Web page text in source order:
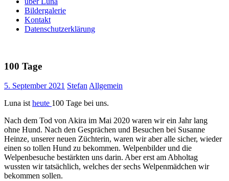
Bildergalerie
Kontakt
Datenschutzerklärung
100 Tage
5. September 2021 StefanAllgemein
Luna istheute 100 Tage bei uns.
Nach dem Tod von Akira im Mai 2020 waren wir ein Jahr lang
ohne Hund. Nach den Gesprächen und Besuchen bei Susanne
Heinze, unserer neuen Züchterin, waren wir aber alle sicher, wieder
einen so tollen Hund zu bekommen. Welpenbilder und die
Welpenbesuche bestärkten uns darin. Aber erst am Abholtag
wussten wir tatsächlich, welches der sechs Welpenmädchen wir
bekommen sollen.